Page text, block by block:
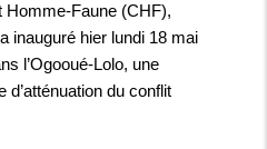
Homme-Faune (CHF),
inauguré hier lundi 18 mai
l’Ogooué-Lolo, une
d’atténuation du conflit